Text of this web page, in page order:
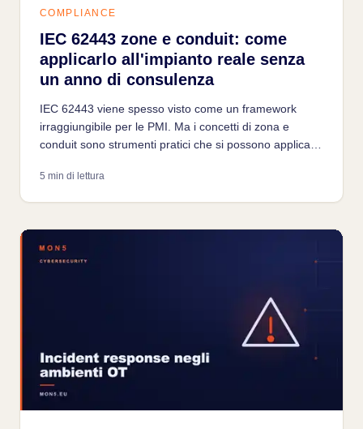
COMPLIANCE
IEC 62443 zone e conduit: come
applicarlo all'impianto reale senza
un anno di consulenza
IEC 62443 viene spesso visto come un framework
irraggiungibile per le PMI. Ma i concetti di zona e
conduit sono strumenti pratici che si possono applicare
arrivando alla segmentazione formale per gradi.
5 min di lettura